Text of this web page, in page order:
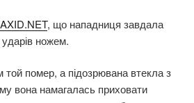
, що нападниця завдала
ножем.
той помер, а підозрювана втекла з
вона намагалась приховати